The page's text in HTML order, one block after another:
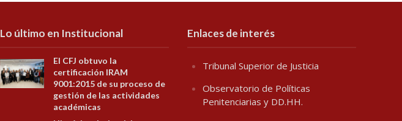
Lo último en Institucional
El CFJ obtuvo la
certificación IRAM
9001:2015 de su proceso de
gestión de las actividades
académicas
Enlaces de interés
Tribunal Superior de Justicia
Observatorio de Políticas
Penitenciarias y DD.HH.